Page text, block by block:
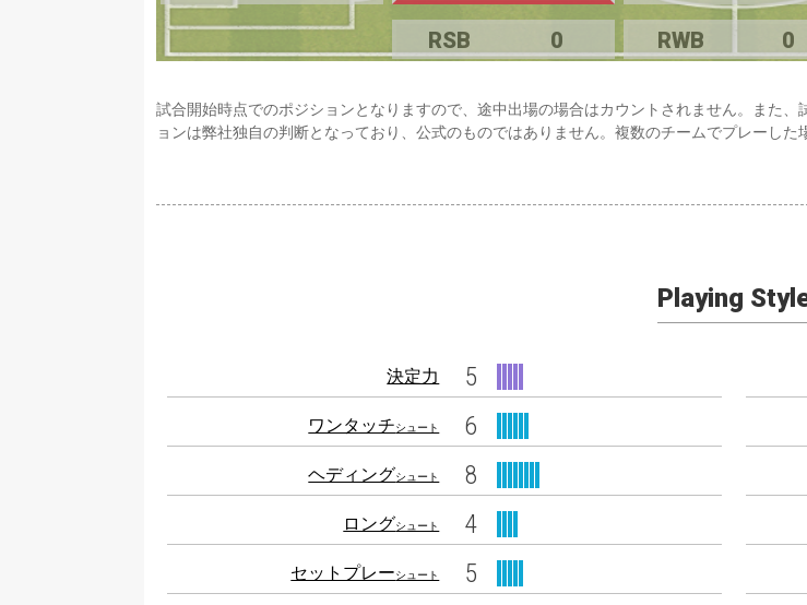
RSB 0 RWB 0
試合開始時点でのポジションとなりますので、途中出場の場合はカウントされません。また
ョンは弊社独自の判断となっており、公式のものではありません。複数のチームでプレーした
Playing
決定力 5
ワンタッチシュート 6
ヘディングシュート 8
ロングシュート 4
セットプレーシュート 5